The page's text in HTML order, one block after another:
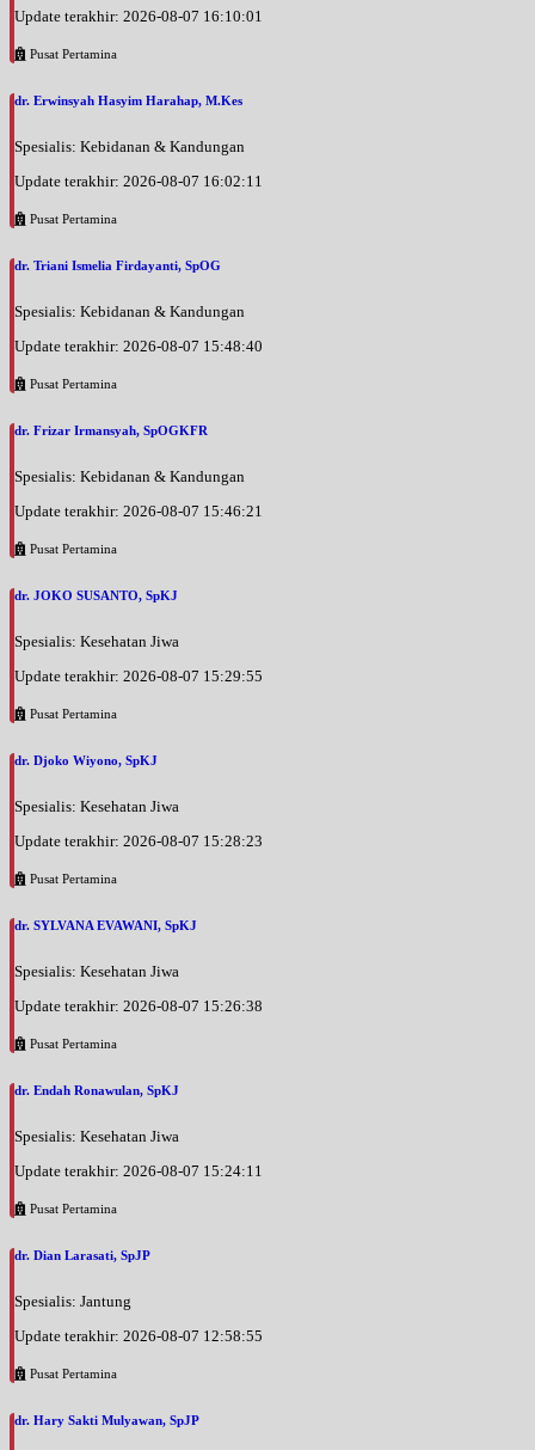
Update terakhir: 2026-08-07 16:10:01
Pusat Pertamina
dr. Erwinsyah Hasyim Harahap, M.Kes
Spesialis: Kebidanan & Kandungan
Update terakhir: 2026-08-07 16:02:11
Pusat Pertamina
dr. Triani Ismelia Firdayanti, SpOG
Spesialis: Kebidanan & Kandungan
Update terakhir: 2026-08-07 15:48:40
Pusat Pertamina
dr. Frizar Irmansyah, SpOGKFR
Spesialis: Kebidanan & Kandungan
Update terakhir: 2026-08-07 15:46:21
Pusat Pertamina
dr. JOKO SUSANTO, SpKJ
Spesialis: Kesehatan Jiwa
Update terakhir: 2026-08-07 15:29:55
Pusat Pertamina
dr. Djoko Wiyono, SpKJ
Spesialis: Kesehatan Jiwa
Update terakhir: 2026-08-07 15:28:23
Pusat Pertamina
dr. SYLVANA EVAWANI, SpKJ
Spesialis: Kesehatan Jiwa
Update terakhir: 2026-08-07 15:26:38
Pusat Pertamina
dr. Endah Ronawulan, SpKJ
Spesialis: Kesehatan Jiwa
Update terakhir: 2026-08-07 15:24:11
Pusat Pertamina
dr. Dian Larasati, SpJP
Spesialis: Jantung
Update terakhir: 2026-08-07 12:58:55
Pusat Pertamina
dr. Hary Sakti Mulyawan, SpJP